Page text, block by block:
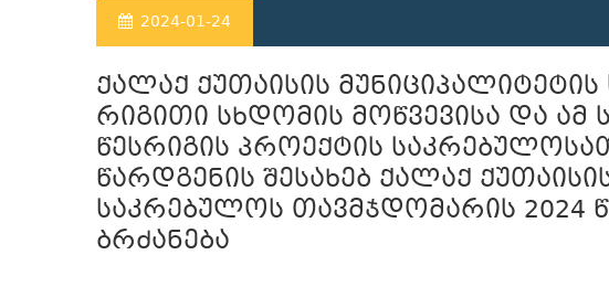
2024-01-24
ქალაქ ქუთაისის
რიგითი სხდომის მოწვევისა და ამ
წესრიგის პროექტის
წარდგენის შესახებ ქალაქ
საკრებულოს თავმჯდომარის 2024
ბრძანება